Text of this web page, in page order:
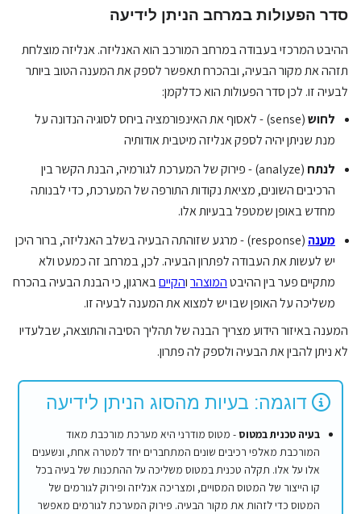
סדר הפעולות במרחב הניתן לידיעה
ההיבט המרכזי בעבודה במרחב המורכב הוא האנליזה. אנליזה מוצלחת
תזהה את מקור הבעיה, ובהכרח תאפשר לספק את המענה הטוב ביותר
לבעיה זו. לכן סדר הפעולות הוא כדלקמן:
לחוש
(sense) - לאסוף את האינפורמציה ביחס לסוגיה הנדונה על
מנת שניתן יהיה לספק אנליזה מיטבית אודותיה
לנתח
(analyze) - פירוק של המערכת לגורמיה, הבנת הקשר בין
הרכיבים השונים, מציאת נקודות התורפה של המערכת, כדי לבנותה
מחדש באופן שמטפל בבעיות אלו.
מענה
(response) - מרגע שזוהתה הבעיה בשלב האנליזה, ברור היכן
יש לעשות את העבודה לפתרון הבעיה. לכן, במרחב זה כמעט ולא
מתקיים פער בין ההיבטהמוצהרוהקייםבארגון, כי הבנת הבעיה בהכרח
משליכה על האופן שבו יש למצוא את המענה לבעיה זו.
המענה באיזור הידוע מצריך הבנה של תהליך הסיבה והתוצאה, שבלעדיו
לא ניתן להבין את הבעיה ולספק לה פתרון.
דוגמה: בעיות מהסוג הניתן לידיעה
בעיה טכנית במטוס - מטוס מודרני היא מערכת מורכבת מאוד
המורכבת מאלפי רכיבים שונים המתחברים יחד למטרה אחת, ונשענים
אלו על אלו. תקלה טכנית במטוס משליכה על ההתכנות של בעיה בכל
קו הייצור של המטוס המסויים, ומצריכה אנליזה ופירוק לגורמים של
המטוס כדי לזהות את מקור הבעיה. פירוק המערכת לגורמים מאפשר